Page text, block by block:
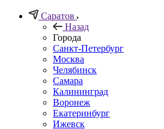
Саратов
Назад
Города
Санкт-Петербург
Москва
Челябинск
Самара
Калининград
Воронеж
Екатеринбург
Ижевск